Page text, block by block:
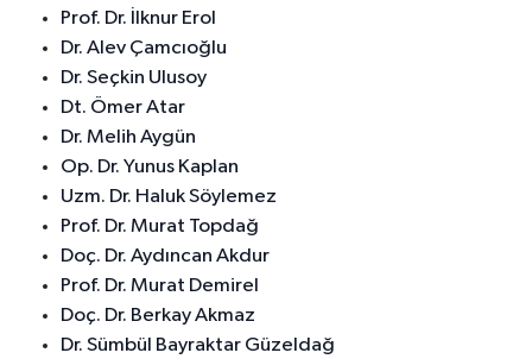
Prof. Dr. İlknur Erol
Dr. Alev Çamcıoğlu
Dr. Seçkin Ulusoy
Dt. Ömer Atar
Dr. Melih Aygün
Op. Dr. Yunus Kaplan
Uzm. Dr. Haluk Söylemez
Prof. Dr. Murat Topdağ
Doç. Dr. Aydıncan Akdur
Prof. Dr. Murat Demirel
Doç. Dr. Berkay Akmaz
Dr. Sümbül Bayraktar Güzeldağ